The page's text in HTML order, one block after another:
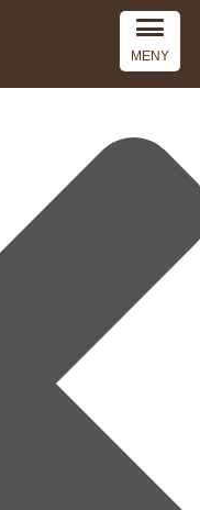
MENY